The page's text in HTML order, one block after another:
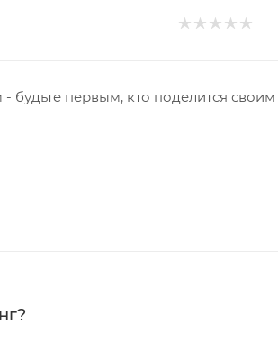
будьте первым, кто поделится